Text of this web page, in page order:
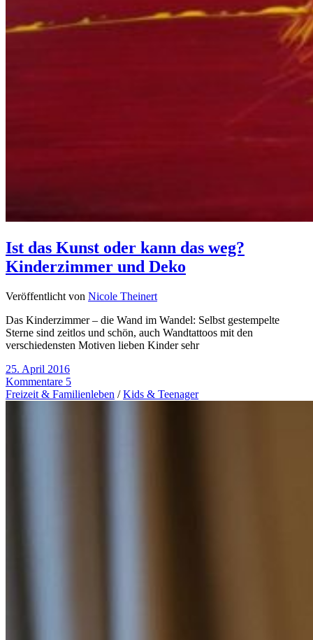
Ist das Kunst oder kann das weg?
Kinderzimmer und Deko
Veröffentlicht von Nicole Theinert
Das Kinderzimmer – die Wand im Wandel: Selbst gestempelte
Sterne sind zeitlos und schön, auch Wandtattoos mit den
verschiedensten Motiven lieben Kinder sehr
25. April 2016
Kommentare 5
Freizeit & Familienleben /Kids & Teenager